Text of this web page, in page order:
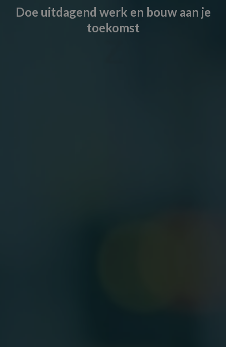
Doe uitdagend werk en bouw aan je
toekomst